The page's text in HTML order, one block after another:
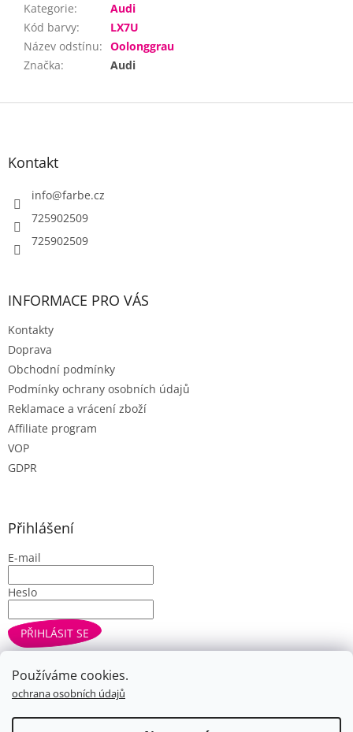
Používáme cookies.
ochrana osobních údajů
Kategorie:
Audi
Kód barvy:
LX7U
Název odstínu: Oolonggrau
Značka: Audi
Z
Kontakt
info@farbe.cz
725902509
725902509
INFORMACE PRO VÁS
Kontakty
Doprava
Obchodní podmínky
Podmínky ochrany osobních údajů
Reklamace a vrácení zboží
Affiliate program
VOP
GDPR
Přihlášení
E-mail
Heslo
PŘIHLÁSIT SE
Nová registraceZapomenuté heslo